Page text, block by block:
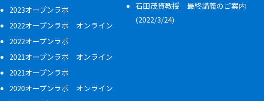
2023オープンラボ
2022オープンラボ オンライン
2022オープンラボ
2021オープンラボ オンライン
2021オープンラボ
2020オープンラボ オンライン
石田茂資教授 最終講義のご案内
(2022/3/24)